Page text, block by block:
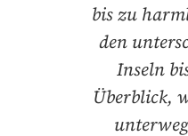
bis zu
den
Inseln
Überblick,